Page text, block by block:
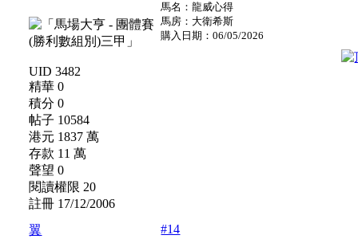
UID 3482
精華 0
積分 0
帖子 10584
港元 1837 萬
存款 11 萬
聲望 0
閱讀權限 20
註冊 17/12/2006
馬名：龍威心得
馬房：大衛希斯
購入日期：06/05/2026
翼
#14